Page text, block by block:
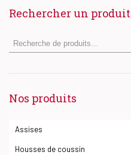
Rechercher un produit
Nos produits
Assises
Housses de coussin